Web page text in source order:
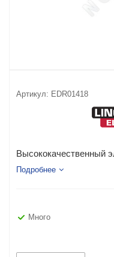
Артикул: EDR01418
Высококачественный
Подробнее
Много